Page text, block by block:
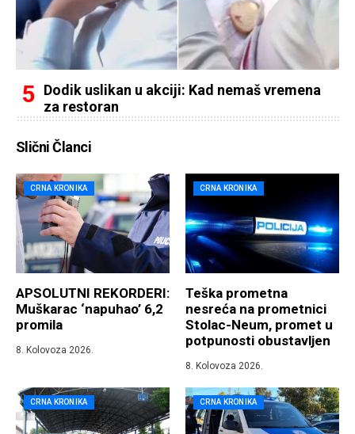
Dodik uslikan u akciji: Kad nemaš vremena
za restoran
Slični Članci
CRNA KRONIKA
APSOLUTNI REKORDERI:
Muškarac ‘napuhao’ 6,2
promila
8. Kolovoza 2026.
CRNA KRONIKA
Teška prometna
nesreća na prometnici
Stolac-Neum, promet u
potpunosti obustavljen
8. Kolovoza 2026.
CRNA KRONIKA CRNA KRONIKA